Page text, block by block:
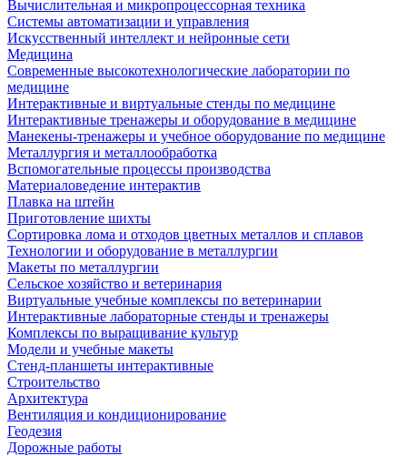
Вычислительная и микропроцессорная техника
Системы автоматизации и управления
Искусственный интеллект и нейронные сети
Медицина
Современные высокотехнологические лаборатории по
медицине
Интерактивные и виртуальные стенды по медицине
Интерактивные тренажеры и оборудование в медицине
Манекены-тренажеры и учебное оборудование по медицине
Металлургия и металлообработка
Вспомогательные процессы производства
Материаловедение интерактив
Плавка на штейн
Приготовление шихты
Сортировка лома и отходов цветных металлов и сплавов
Технологии и оборудование в металлургии
Макеты по металлургии
Сельское хозяйство и ветеринария
Виртуальные учебные комплексы по ветеринарии
Интерактивные лабораторные стенды и тренажеры
Комплексы по выращивание культур
Модели и учебные макеты
Стенд-планшеты интерактивные
Строительство
Архитектура
Вентиляция и кондиционирование
Геодезия
Дорожные работы